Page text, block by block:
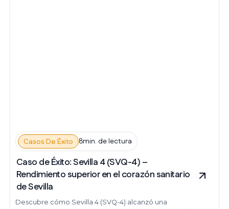
Casos De Éxito 8min. de lectura
Caso de Éxito: Sevilla 4 (SVQ-4) –
Rendimiento superior en el corazón sanitario
de Sevilla
Descubre cómo Sevilla 4 (SVQ-4) alcanzó una